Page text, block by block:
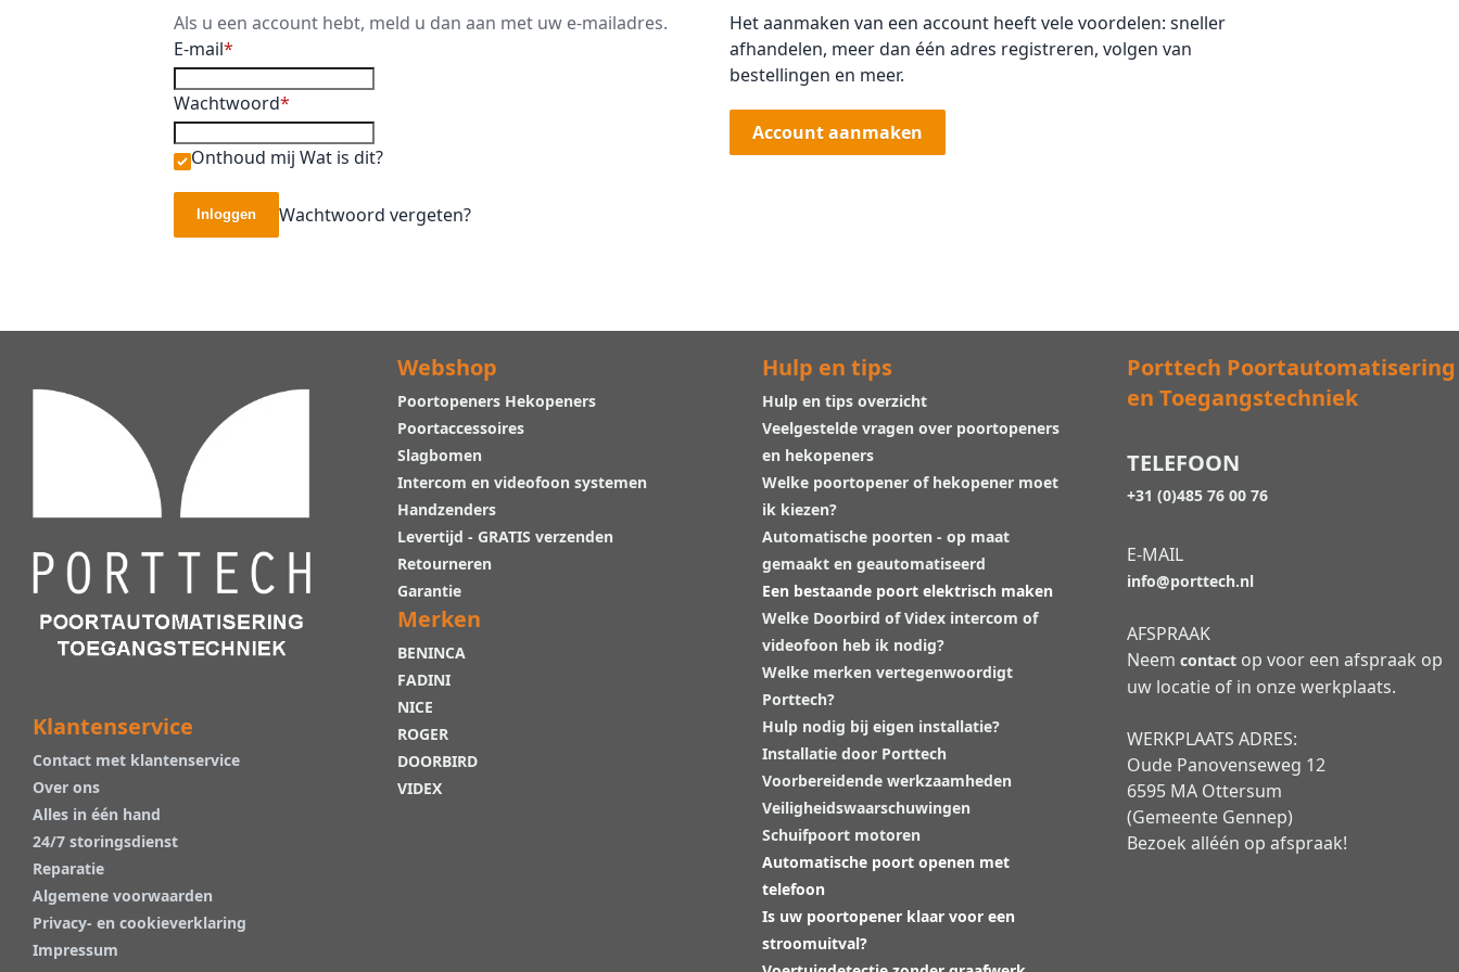
Als u een account hebt, meld u dan aan met uw e-mailadres.
E-mail
Wachtwoord
Onthoud mij Wat is dit?
Inloggen Wachtwoord vergeten?
Het aanmaken van een account heeft vele voordelen: sneller
afhandelen, meer dan één adres registreren, volgen van
bestellingen en meer.
Account aanmaken
Klantenservice
Contact met klantenservice
Over ons
Alles in één hand
24/7 storingsdienst
Reparatie
Algemene voorwaarden
Privacy- en cookieverklaring
Impressum
Webshop
Poortopeners Hekopeners
Poortaccessoires
Slagbomen
Intercom en videofoon systemen
Handzenders
Levertijd - GRATIS verzenden
Retourneren
Garantie
Merken
BENINCA
FADINI
NICE
ROGER
DOORBIRD
VIDEX
Hulp en tips
Hulp en tips overzicht
Veelgestelde vragen over poortopeners
en hekopeners
Welke poortopener of hekopener moet
ik kiezen?
Automatische poorten - op maat
gemaakt en geautomatiseerd
Een bestaande poort elektrisch maken
Welke Doorbird of Videx intercom of
videofoon heb ik nodig?
Welke merken vertegenwoordigt
Porttech?
Hulp nodig bij eigen installatie?
Installatie door Porttech
Voorbereidende werkzaamheden
Veiligheidswaarschuwingen
Schuifpoort motoren
Automatische poort openen met
telefoon
Is uw poortopener klaar voor een
stroomuitval?
Porttech Poortautomatisering
en Toegangstechniek
TELEFOON
+31 (0)485 76 00 76
E-MAIL
info@porttech.nl
AFSPRAAK
Neem contact op voor een afspraak op
uw locatie of in onze werkplaats.
WERKPLAATS ADRES:
Oude Panovenseweg 12
6595 MA Ottersum
(Gemeente Gennep)
Bezoek alléén op afspraak!